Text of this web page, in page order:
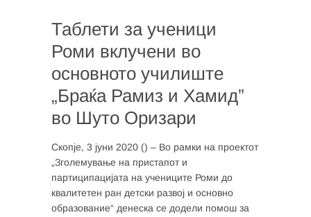
Таблети за ученици
Роми вклучени во
основното училиште
„Браќа Рамиз и Хамид”
во Шуто Оризари
Скопје, 3 јуни 2020 () – Во рамки на проектот
„Зголемување на пристапот и
партиципацијата на учениците Роми до
квалитетен ран детски развој и основно
образование“ денеска се додели помош за